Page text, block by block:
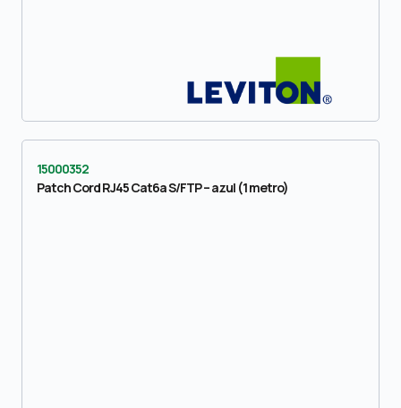
15000352
Patch Cord RJ45 Cat6a S/FTP – azul (1 metro)